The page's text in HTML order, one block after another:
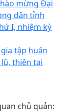
mừng Đại
dân tỉnh
I, nhiệm kỳ
tập huấn
thiên tai
chủ quản: